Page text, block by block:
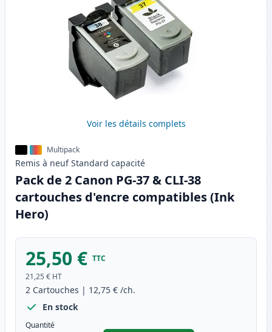
Voir les détails complets
Multipack
Remis à neuf Standard capacité
Pack de 2 Canon PG-37 & CLI-38
cartouches d'encre compatibles (Ink
Hero)
25,50 € TTC
21,25 € HT
2 Cartouches | 12,75 € /ch.
En stock
Quantité